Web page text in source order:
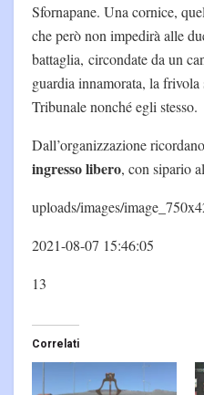
Sfornapane. Una cornice,
che però non impedirà alle
battaglia, circondate da un
guardia innamorata, la frivola
Tribunale nonché egli stesso.
Dall’organizzazione
ingresso libero, con sipario
uploads/images/
2021-08-07 15:46:05
13
Correlati